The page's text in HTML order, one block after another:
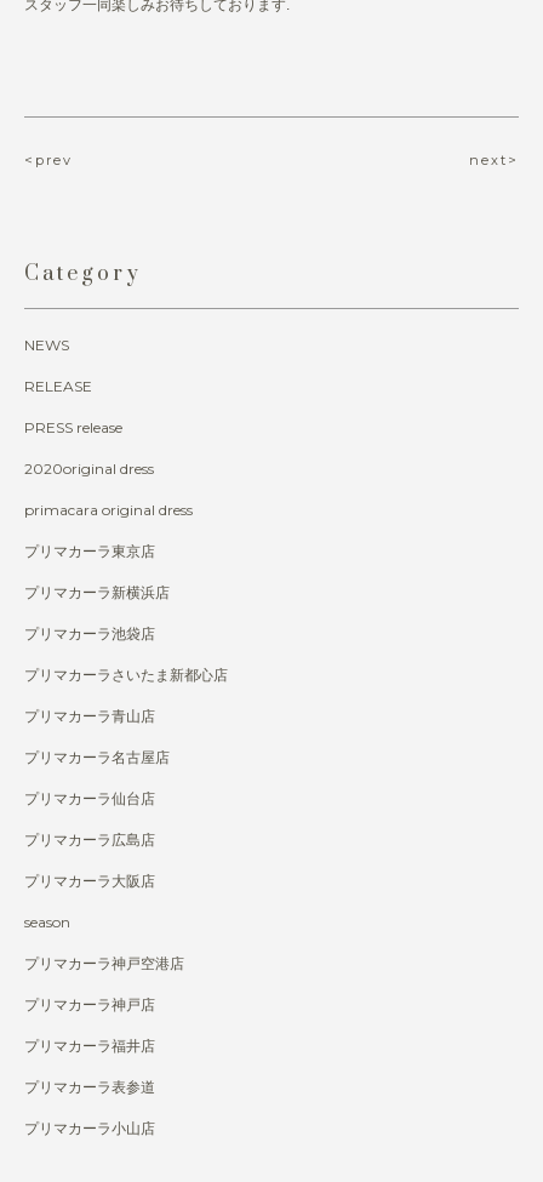
スタッフ一同楽しみお待ちしております.
<prev next>
Category
NEWS
RELEASE
PRESS release
2020original dress
primacara original dress
プリマカーラ東京店
プリマカーラ新横浜店
プリマカーラ池袋店
プリマカーラさいたま新都心店
プリマカーラ青山店
プリマカーラ名古屋店
プリマカーラ仙台店
プリマカーラ広島店
プリマカーラ大阪店
season
プリマカーラ神戸空港店
プリマカーラ神戸店
プリマカーラ福井店
プリマカーラ表参道
プリマカーラ小山店